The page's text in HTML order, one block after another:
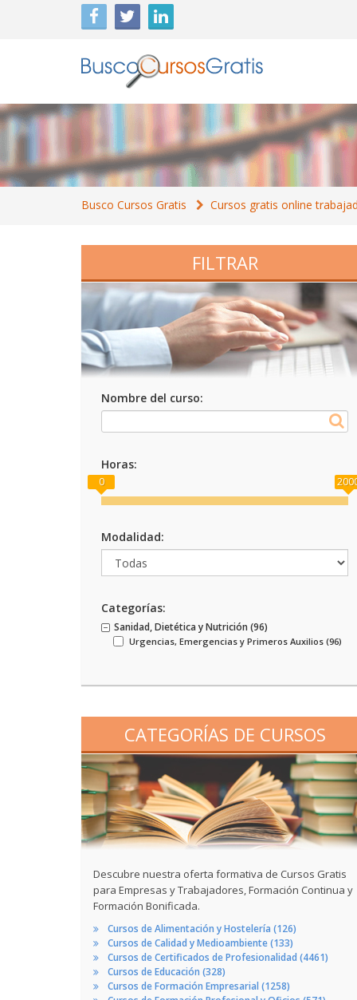
Busco Cursos Gratis Cursos gratis online
FILTRAR
Nombre del curso:
Horas:
0
Modalidad:
Categorías:
Sanidad, Dietética y Nutrición (96)
Urgencias, Emergencias y Primeros Auxilios (96)
CATEGORÍAS DE CURSOS
Descubre nuestra oferta formativa de Cursos Gratis
para Empresas y Trabajadores, Formación Continua y
Formación Bonificada.
Cursos de Alimentación y Hostelería (126)
Cursos de Calidad y Medioambiente (133)
Cursos de Certificados de Profesionalidad (4461)
Cursos de Educación (328)
Cursos de Formación Empresarial (1258)